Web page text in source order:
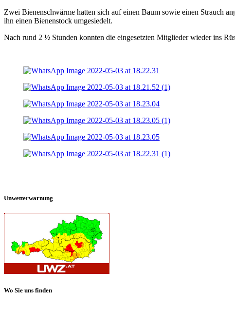
Zwei Bienenschwärme hatten sich auf einen Baum sowie einen Strauch
ihn einen Bienenstock umgesiedelt.
Nach rund 2 ½ Stunden konnten die eingesetzten Mitglieder wieder ins
Unwetterwarnung
Wo Sie uns finden